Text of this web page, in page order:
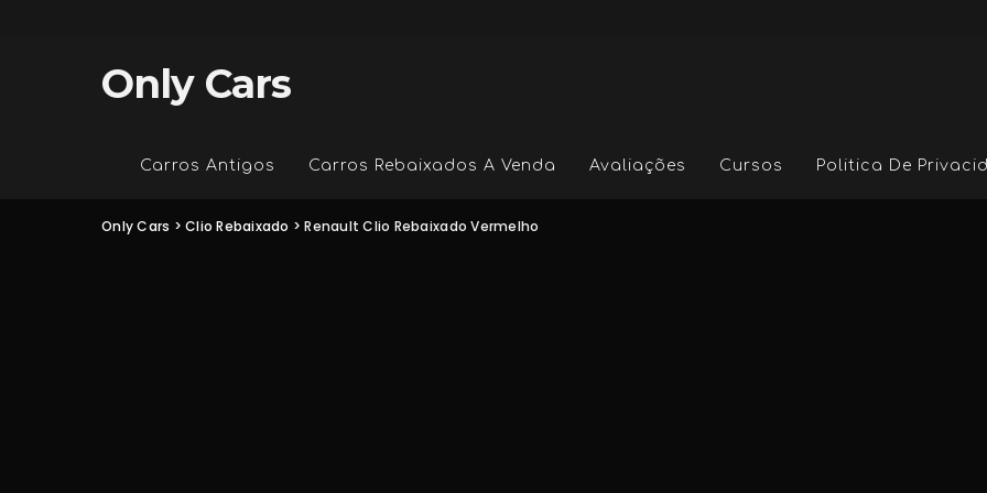
Only Cars
Carros Antigos Carros Rebaixados A Venda Avaliações Cursos Politica De
Only Cars >Clio Rebaixado >Renault Clio Rebaixado Vermelho